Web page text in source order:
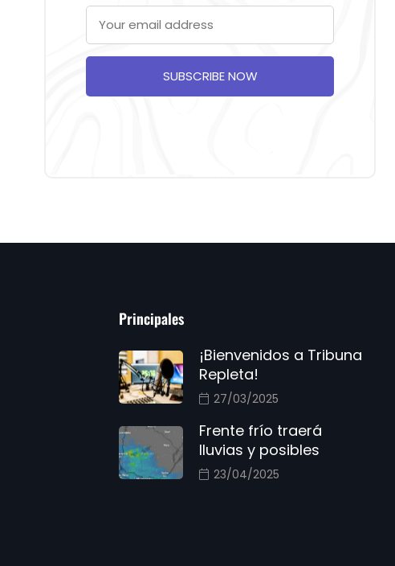
SUBSCRIBE NOW
Principales
¡Bienvenidos a Tribuna
Repleta!
27/03/2025
Frente frío traerá
lluvias y posibles
23/04/2025